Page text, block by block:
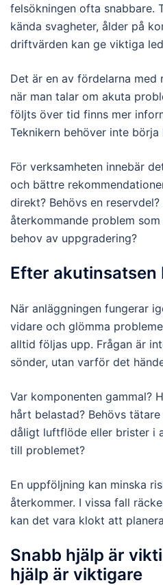
felsökningen ofta snabbare.
kända svagheter, ålder på
driftvärden kan ge viktiga
Det är en av fördelarna med
när man talar om akuta
följts över tid finns mer
Teknikern behöver inte börja
För verksamheten innebär
och bättre
direkt? Behövs en
återkommande problem
behov av uppgradering?
Efter akutinsatsen
När anläggningen fungerar
vidare och glömma
alltid följas upp. Frågan är
sönder, utan varför det
Var komponenten gammal?
hårt belastad? Behövs
dåligt luftflöde eller brister i
till problemet?
En uppföljning kan minska
återkommer. I vissa fall
kan det vara klokt att
Snabb hjälp är
hjälp är viktigare